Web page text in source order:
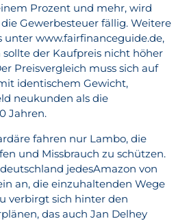
Prozent und mehr, wird
Gewerbesteuer fällig. Weitere
www.fairfinanceguide.de,
der Kaufpreis nicht höher
Preisvergleich muss sich auf
identischem Gewicht,
neukunden als die
Jahren.
fahren nur Lambo, die
und Missbrauch zu schützen.
jedesAmazon von
an, die einzuhaltenden Wege
verbirgt sich hinter den
das auch Jan Delhey